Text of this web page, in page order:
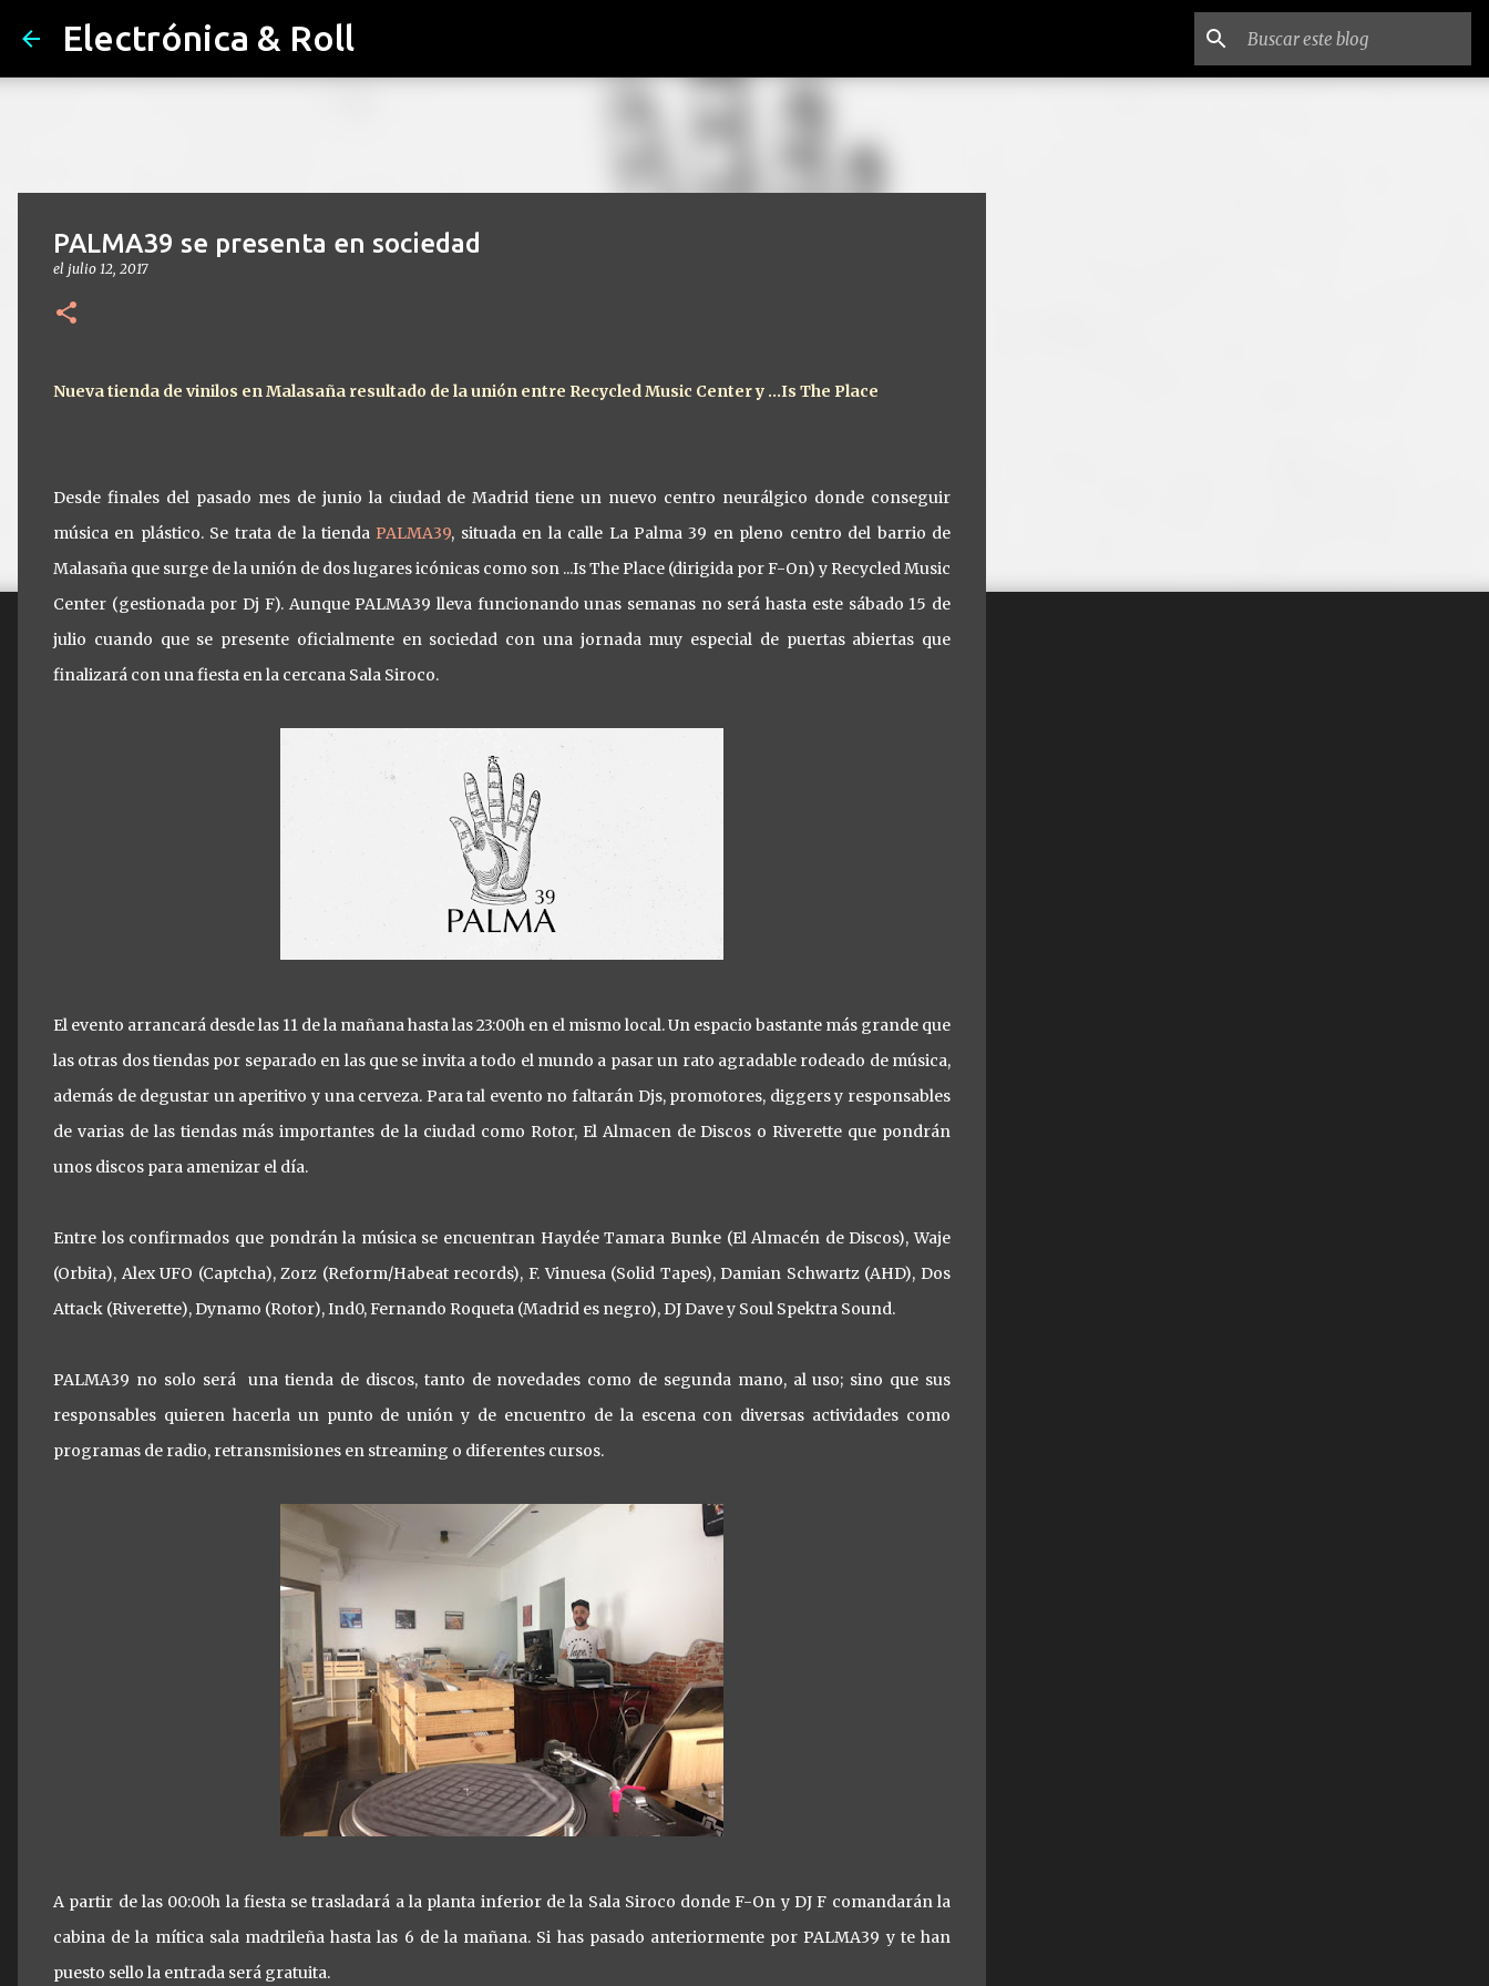
Electrónica & Roll
PALMA39 se presenta en sociedad
el julio 12, 2017
Nueva tienda de vinilos en Malasaña resultado de la unión entre Recycled Music Center y ...Is The Place
Desde finales del pasado mes de junio la ciudad de Madrid tiene un nuevo centro neurálgico donde conseguir
música en plástico. Se trata de la tienda PALMA39, situada en la calle La Palma 39 en pleno centro del barrio de
Malasaña que surge de la unión de dos lugares icónicas como son ...Is The Place (dirigida por F-On) y Recycled Music
Center (gestionada por Dj F). Aunque PALMA39 lleva funcionando unas semanas no será hasta este sábado 15 de
julio cuando que se presente oficialmente en sociedad con una jornada muy especial de puertas abiertas que
finalizará con una fiesta en la cercana Sala Siroco.
El evento arrancará desde las 11 de la mañana hasta las 23:00h en el mismo local. Un espacio bastante más grande que
las otras dos tiendas por separado en las que se invita a todo el mundo a pasar un rato agradable rodeado de música,
además de degustar un aperitivo y una cerveza. Para tal evento no faltarán Djs, promotores, diggers y responsables
de varias de las tiendas más importantes de la ciudad como Rotor, El Almacen de Discos o Riverette que pondrán
unos discos para amenizar el día.
Entre los confirmados que pondrán la música se encuentran Haydée Tamara Bunke (El Almacén de Discos), Waje
(Orbita), Alex UFO (Captcha), Zorz (Reform/Habeat records), F. Vinuesa (Solid Tapes), Damian Schwartz (AHD), Dos
Attack (Riverette), Dynamo (Rotor), Ind0, Fernando Roqueta (Madrid es negro), DJ Dave y Soul Spektra Sound.
PALMA39 no solo será una tienda de discos, tanto de novedades como de segunda mano, al uso; sino que sus
responsables quieren hacerla un punto de unión y de encuentro de la escena con diversas actividades como
programas de radio, retransmisiones en streaming o diferentes cursos.
A partir de las 00:00h la fiesta se trasladará a la planta inferior de la Sala Siroco donde F-On y DJ F comandarán la
cabina de la mítica sala madrileña hasta las 6 de la mañana. Si has pasado anteriormente por PALMA39 y te han
puesto sello la entrada será gratuita.